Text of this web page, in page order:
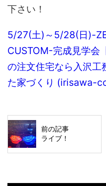
下さい！
5/27(土)～5/28(日)-
CUSTOM-完成見学会
の注文住宅なら入沢工
た家づくり (irisawa-
前の記事
ライブ！